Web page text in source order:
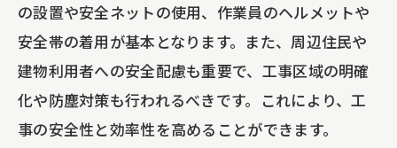
の設置や安全ネットの使用、作業員のヘルメットや
安全帯の着用が基本となります。また、周辺住民や
建物利用者への安全配慮も重要で、工事区域の明確
化や防塵対策も行われるべきです。これにより、工
事の安全性と効率性を高めることができます。